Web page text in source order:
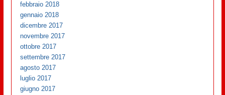
febbraio 2018
gennaio 2018
dicembre 2017
novembre 2017
ottobre 2017
settembre 2017
agosto 2017
luglio 2017
giugno 2017